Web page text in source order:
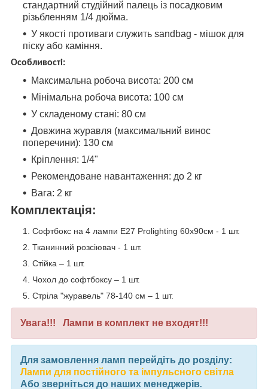
стандартний студійний палець із посадковим
різьбленням 1/4 дюйма.
У якості противаги служить sandbag - мішок для
піску або каміння.
Особливості:
Максимальна робоча висота: 200 см
Мінімальна робоча висота: 100 см
У складеному стані: 80 см
Довжина журавля (максимальний винос
поперечини): 130 см
Кріплення: 1/4"
Рекомендоване навантаження: до 2 кг
Вага: 2 кг
Комплектація:
Софтбокс на 4 лампи Е27 Prolighting 60х90см - 1 шт.
Тканинний розсіювач - 1 шт.
Стійка – 1 шт.
Чохол до софтбоксу – 1 шт.
Стріла "журавель" 78-140 см – 1 шт.
Увага!!! Лампи в комплект не входят!!!
Для замовлення ламп перейдіть до розділу:
Лампи для постійного та імпульсного світла
Або зверніться до наших менеджерів.